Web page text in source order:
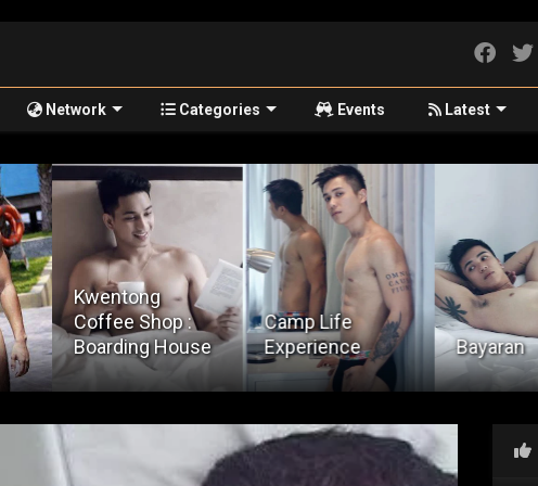
Network Categories Events Latest
Kwentong
Coffee Shop :
Boarding House
Camp Life
Experience
Bayaran